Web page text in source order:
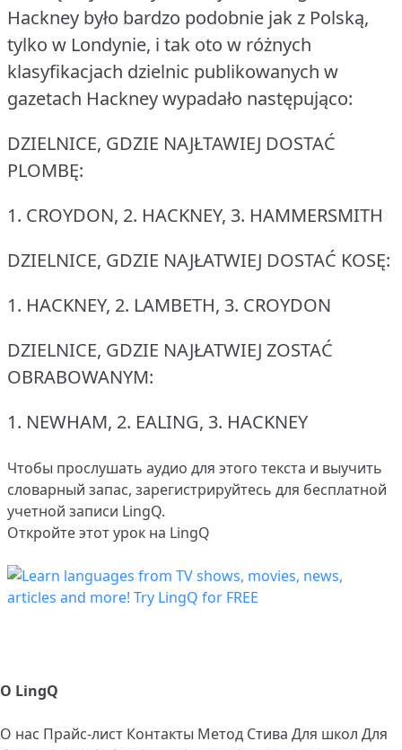
Hackney było bardzo podobnie jak z Polską,
tylko w Londynie, i tak oto w różnych
klasyfikacjach dzielnic publikowanych w
gazetach Hackney wypadało następująco:
DZIELNICE, GDZIE NAJŁTAWIEJ DOSTAĆ
PLOMBĘ:
1. CROYDON, 2. HACKNEY, 3. HAMMERSMITH
DZIELNICE, GDZIE NAJŁATWIEJ DOSTAĆ KOSĘ:
1. HACKNEY, 2. LAMBETH, 3. CROYDON
DZIELNICE, GDZIE NAJŁATWIEJ ZOSTAĆ
OBRABOWANYM:
1. NEWHAM, 2. EALING, 3. HACKNEY
Чтобы прослушать аудио для этого текста и выучить
словарный запас, зарегистрируйтесь для бесплатной
учетной записи LingQ.
Откройте этот урок на LingQ
О LingQ
О нас Прайс-лист Контакты Метод Стива Для школ Для